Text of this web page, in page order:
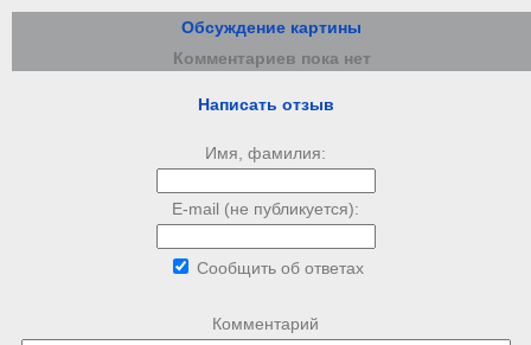
Обсуждение картины
Комментариев пока нет
Написать отзыв
Имя, фамилия:
E-mail (не публикуется):
Сообщить об ответах
Комментарий